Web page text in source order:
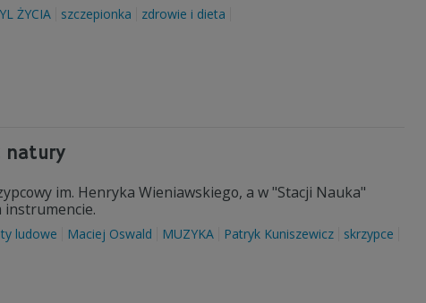
ŻYCIA szczepionka zdrowie i dieta
natury
im. Henryka Wieniawskiego, a w "Stacji Nauka"
ludowe Maciej Oswald MUZYKA Patryk Kuniszewicz skrzypce